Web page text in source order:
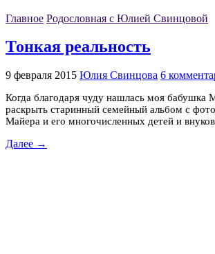
Главное Родословная с Юлией Свинцовой
Тонкая реальность
9 февраля 2015 Юлия Свинцова 6
Когда благодаря чуду нашлась моя бабушка
раскрыть старинный семейный альбом с
Майера и его многочисленных детей и
Далее →